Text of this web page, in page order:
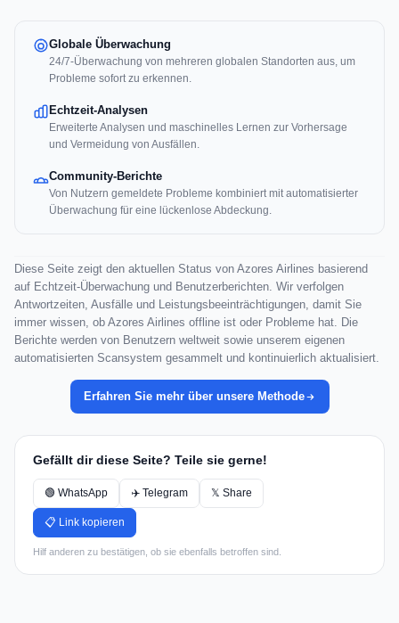
Globale Überwachung
24/7-Überwachung von mehreren globalen Standorten aus, um
Probleme sofort zu erkennen.
Echtzeit-Analysen
Erweiterte Analysen und maschinelles Lernen zur Vorhersage
und Vermeidung von Ausfällen.
Community-Berichte
Von Nutzern gemeldete Probleme kombiniert mit automatisierter
Überwachung für eine lückenlose Abdeckung.
Diese Seite zeigt den aktuellen Status von Azores Airlines basierend
auf Echtzeit-Überwachung und Benutzerberichten. Wir verfolgen
Antwortzeiten, Ausfälle und Leistungsbeeinträchtigungen, damit Sie
immer wissen, ob Azores Airlines offline ist oder Probleme hat. Die
Berichte werden von Benutzern weltweit sowie unserem eigenen
automatisierten Scansystem gesammelt und kontinuierlich aktualisiert.
Erfahren Sie mehr über unsere Methode
Gefällt dir diese Seite? Teile sie gerne!
🟢 WhatsApp ✈️ Telegram 𝕏 Share
📋 Link kopieren
Hilf anderen zu bestätigen, ob sie ebenfalls betroffen sind.